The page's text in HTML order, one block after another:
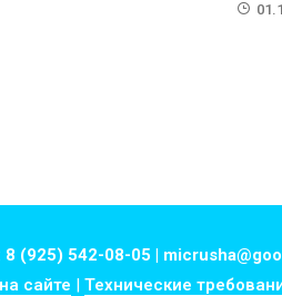
8 (925) 542-08-05 |
сайте | Технические